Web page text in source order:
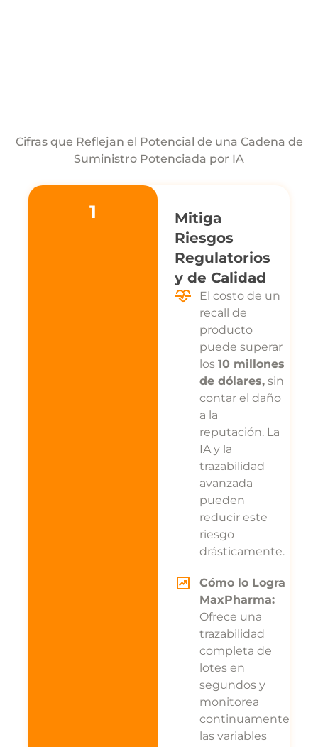
Cifras que Reflejan el Potencial de una Cadena de
Suministro Potenciada por IA
1
Mitiga
Riesgos
Regulatorios
y de Calidad
El costo de un
recall de
producto
puede superar
los 10 millones
de dólares,sin
contar el daño
a la
reputación. La
IA y la
trazabilidad
avanzada
pueden
reducir este
riesgo
drásticamente.
Cómo lo Logra
MaxPharma:
Ofrece una
trazabilidad
completa de
lotes en
segundos y
monitorea
continuamente
las variables